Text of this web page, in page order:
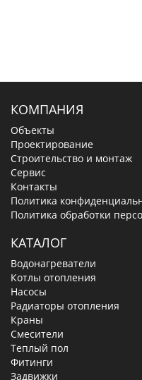
КОМПАНИЯ
Объекты
Проектирование
Строительство и монтаж
Сервис
Контакты
Политика
Политика обработки
КАТАЛОГ
Водонагреватели
Котлы отопления
Насосы
Радиаторы отопления
Краны
Смесители
Теплый пол
Фитинги
Задвижки